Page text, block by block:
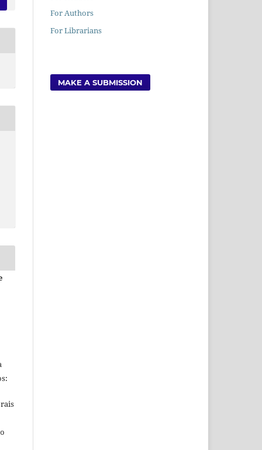
For Authors
For Librarians
MAKE A SUBMISSION